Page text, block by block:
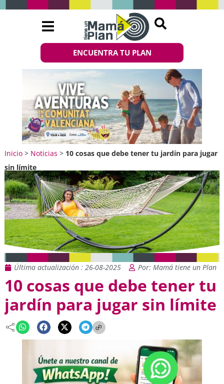
ENCUENTRA TU PLAN
Inicio> Noticias > 10 cosas que debe tener tu jardín para jugar
sin límite
Última actualización : 26-08-2025 Por: Mamá tiene un Plan
10 cosas que debe tener tu
jardín para jugar sin límite